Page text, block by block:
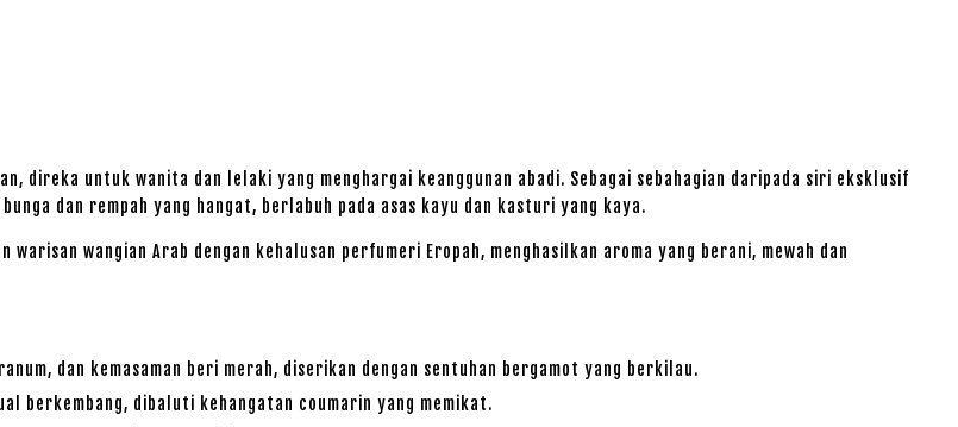
direka untuk wanita dan lelaki yang menghargai keanggunan abadi. Sebagai sebahagian daripada siri eksklusif
dan rempah yang hangat, berlabuh pada asas kayu dan kasturi yang kaya.
wangian Arab dengan kehalusan perfumeri Eropah, menghasilkan aroma yang berani, mewah dan
dan kemasaman beri merah, diserikan dengan sentuhan bergamot yang berkilau.
berkembang, dibaluti kehangatan coumarin yang memikat.